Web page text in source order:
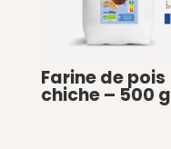
Farine de pois
chiche – 500 g